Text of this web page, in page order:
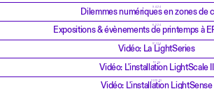
9.4.24
Dilemmes numériques en zones de
6.2.24
Expositions & évènements de printemps à
17.1.24
Vidéo: La LightSeries
11.1.24
Vidéo: L'installation LightScale II
22.12.23
Vidéo: L'installation LightSense